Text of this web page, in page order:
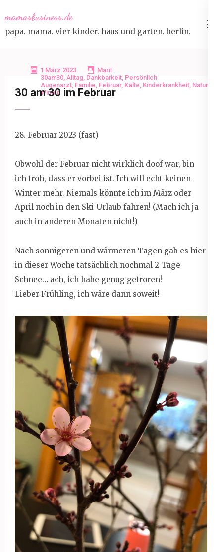
to
content
mamasbusiness.de
papa. mama. vier kinder. haus und garten. berlin.
1 März 2023
Marit
30am30, Alltag, Dankbarkeit, Persönlich
Augenarzt, Familie, Februar, Kälte, Kinderkrankheit, Natur,
Winter
30 am 30 im Februar
28. Februar 2023 (fast)
Obwohl der Februar nicht wirklich doof war, bin
ich froh, dass er vorbei ist. Ich will echt keinen
Winter mehr. Niemals könnte ich im März oder
April noch in den Ski-Urlaub fahren! (Mach ich ja
auch in anderen Monaten nicht!)
Nach sonnigeren und wärmeren Tagen gab es hier
in dieser Woche tatsächlich nochmal 2 Tage
Schnee… ach, ich habe genug gefroren!
Lieber Frühling, ich wäre dann soweit!